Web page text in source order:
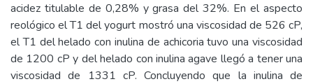
acidez titulable de 0,28% y grasa del 32%. En el aspecto
reológico el T1 del yogurt mostró una viscosidad de 526 cP,
el T1 del helado con inulina de achicoria tuvo una viscosidad
de 1200 cP y del helado con inulina agave llegó a tener una
viscosidad de 1331 cP. Concluyendo que la inulina de